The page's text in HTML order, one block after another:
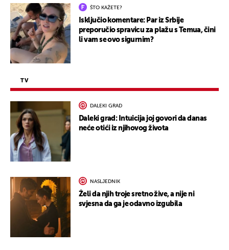
ŠTO KAŽETE?
Isključio komentare: Par iz Srbije
preporučio spravicu za plažu s Temua, čini
li vam se ovo sigurnim?
TV
DALEKI GRAD
Daleki grad: Intuicija joj govori da danas
neće otići iz njihovog života
NASLJEDNIK
Želi da njih troje sretno žive, a nije ni
svjesna da ga je odavno izgubila